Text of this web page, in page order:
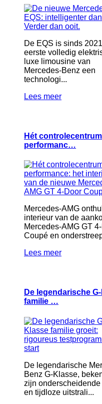
De EQS is sinds
eerste volledig
luxe limousine van
Mercedes-Benz een
technologi...
Lees meer
Hét
performanc…
Mercedes-AMG
interieur van de
Mercedes-AMG GT
Coupé en
Lees meer
De legendarische
familie …
De legendarische
Benz G-Klasse,
zijn onderscheidende
en tijdloze uitstrali...